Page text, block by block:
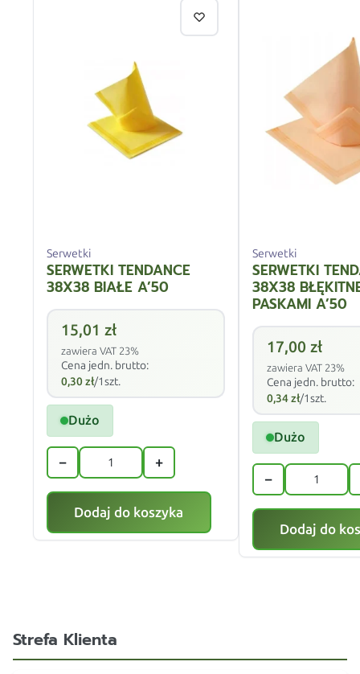
Serwetki
SERWETKI TENDANCE
38X38 BIAŁE A’50
15,01 zł
zawiera VAT 23%
Cena jedn. brutto:
0,30zł/1szt.
Dużo
− +
Dodaj do koszyka
Serwetki
SERWETKI
38X38
PASKAMI A’50
17,00 zł
zawiera VAT 23%
Cena jedn. brutto:
0,34zł/1szt.
Dużo
−
Dodaj do
Strefa Klienta